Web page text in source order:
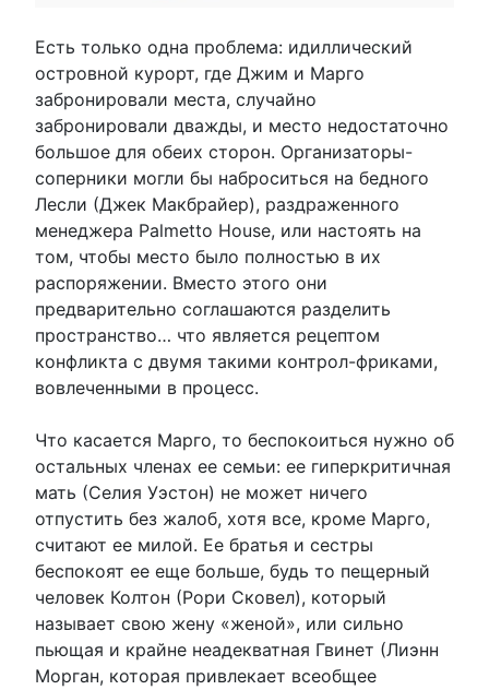
Есть только одна проблема: идиллический
островной курорт, где Джим и Марго
забронировали места, случайно
забронировали дважды, и место недостаточно
большое для обеих сторон. Организаторы-
соперники могли бы наброситься на бедного
Лесли (Джек Макбрайер), раздраженного
менеджера Palmetto House, или настоять на
том, чтобы место было полностью в их
распоряжении. Вместо этого они
предварительно соглашаются разделить
пространство… что является рецептом
конфликта с двумя такими контрол-фриками,
вовлеченными в процесс.
Что касается Марго, то беспокоиться нужно об
остальных членах ее семьи: ее гиперкритичная
мать (Селия Уэстон) не может ничего
отпустить без жалоб, хотя все, кроме Марго,
считают ее милой. Ее братья и сестры
беспокоят ее еще больше, будь то пещерный
человек Колтон (Рори Сковел), который
называет свою жену «женой», или сильно
пьющая и крайне неадекватная Гвинет (Лиэнн
Морган, которая привлекает всеобщее